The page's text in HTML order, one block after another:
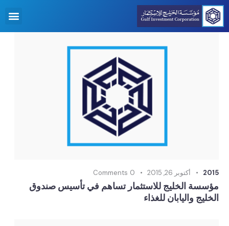
2015 أكتوبر 26, 2015 0
Comments
‫مؤسسة الخليج للاستثمار تساهم في تأسيس صندوق
الخليج واليابان للغذاء‬